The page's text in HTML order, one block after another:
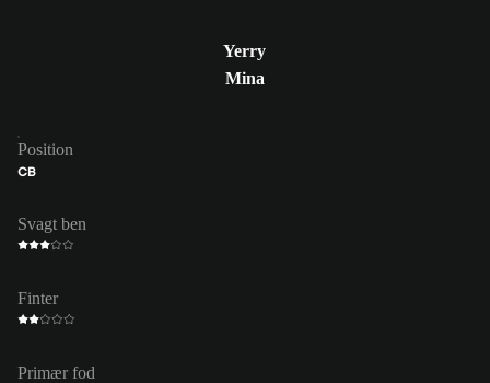
Yerry
Mina
Position
CB
Svagt ben
Finter
Primær fod